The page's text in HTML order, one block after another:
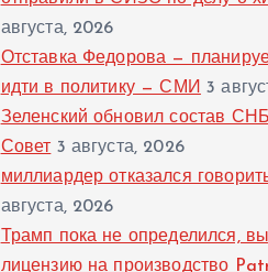
августа, 2026
Отставка Федорова —
идти в политику — СМИ 3
Зеленский обновил состав
Совет 3 августа, 2026
миллиардер отказался
августа, 2026
Трамп пока не определился,
лицензию на производство